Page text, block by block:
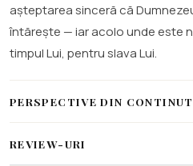
așteptarea sinceră că
întărește — iar acolo unde este
timpul Lui, pentru slava Lui.
PERSPECTIVE DIN CONTINUT
REVIEW-URI